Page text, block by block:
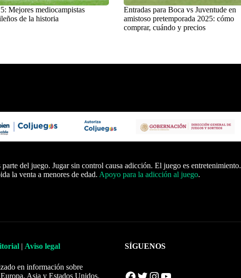
Mejores mediocampistas
de la historia
Entradas para Boca vs Juventude en
amistoso pretemporada 2025: cómo
comprar, cuándo y precios
parte del juego. Jugar sin control causa adicción. El juego es entretenimiento.
la venta a menores de edad. Apoyo para la adicción al juego.
| Aviso legal
en información sobre
Asia y Estados Unidos.
SÍGUENOS